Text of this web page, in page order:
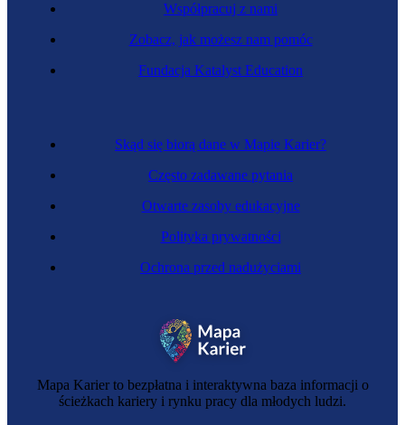
Zawód regulowany
Zawód regulowany
Położny
Mapa Karier to bezpłatna i interaktywna baza informacji o
ścieżkach kariery i rynku pracy dla młodych ludzi.
Skąd się biorą dane w Mapie Karier?
Często zadawane pytania
Otwarte zasoby edukacyjne
Polityka prywatności
Ochrona przed nadużyciami
Współpracuj z nami
Zobacz, jak możesz nam pomóc
Fundacja Katalyst Education